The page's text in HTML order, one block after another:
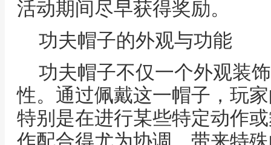
活动期间尽早获得奖励。
功夫帽子的外观与功能
功夫帽子不仅一个外观装
性。通过佩戴这一帽子，玩
特别是在进行某些特定动作